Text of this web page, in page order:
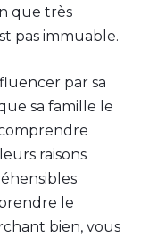
que très
pas immuable.
par sa
sa famille le
raisons
le
bien, vous